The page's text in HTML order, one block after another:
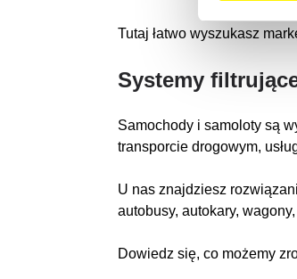
Tutaj łatwo wyszukasz
Systemy
Samochody i samoloty są
transporcie drogowym,
U nas znajdziesz
autobusy, autokary,
Dowiedz się, co możemy